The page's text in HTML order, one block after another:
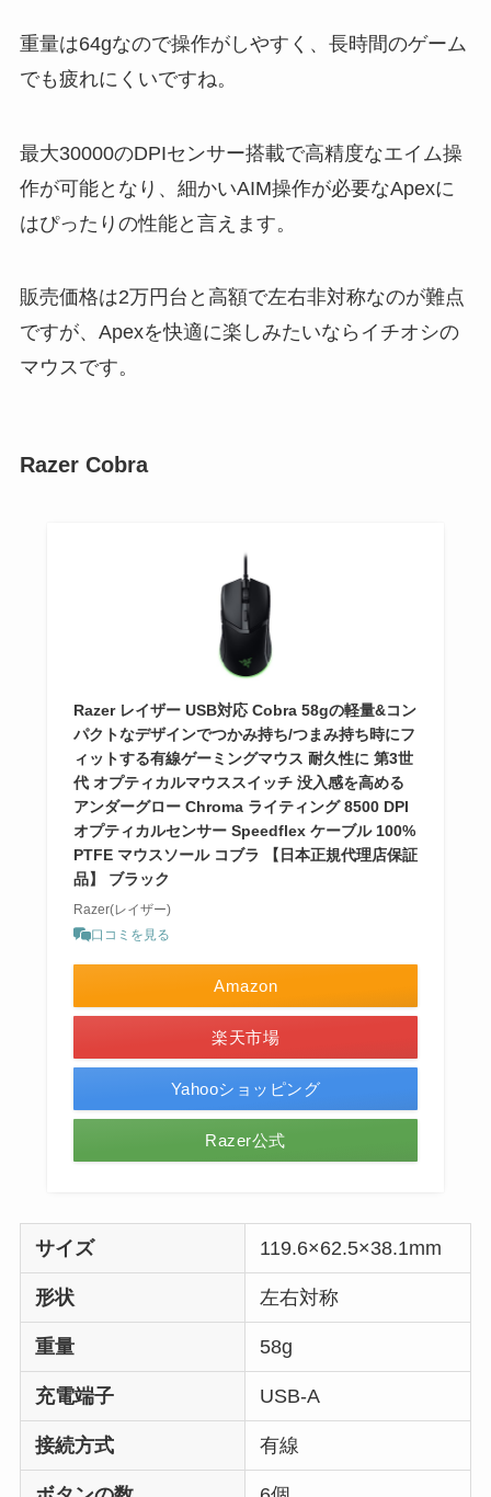
重量は64gなので操作がしやすく、長時間のゲーム
でも疲れにくいですね。
最大30000のDPIセンサー搭載で高精度なエイム操
作が可能となり、細かいAIM操作が必要なApexに
はぴったりの性能と言えます。
販売価格は2万円台と高額で左右非対称なのが難点
ですが、Apexを快適に楽しみたいならイチオシの
マウスです。
Razer Cobra
Razer レイザー USB対応 Cobra 58gの軽量&コン
パクトなデザインでつかみ持ち/つまみ持ち時にフ
ィットする有線ゲーミングマウス 耐久性に 第3世
代 オプティカルマウススイッチ 没入感を高める
アンダーグロー Chroma ライティング 8500 DPI
オプティカルセンサー Speedflex ケーブル 100%
PTFE マウスソール コブラ 【日本正規代理店保証
品】 ブラック
Razer(レイザー)
口コミを見る
Amazon
楽天市場
Yahooショッピング
Razer公式
サイズ ‎119.6×62.5×38.1mm
形状 左右対称
重量 58g
充電端子 USB-A
接続方式 有線